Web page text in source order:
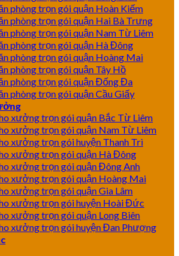
phòng trọn gói quận Hoàn Kiếm
phòng trọn gói quận Hai Bà Trưng
phòng trọn gói quận Nam Từ Liêm
phòng trọn gói quận Hà Đông
phòng trọn gói quận Hoàng Mai
phòng trọn gói quận Tây Hồ
phòng trọn gói quận Đống Đa
phòng trọn gói quận Cầu Giấy
xưởng trọn gói quận Bắc Từ Liêm
xưởng trọn gói quận Nam Từ Liêm
xưởng trọn gói huyện Thanh Trì
xưởng trọn gói quận Hà Đông
xưởng trọn gói quận Đông Anh
xưởng trọn gói quận Hoàng Mai
xưởng trọn gói quận Gia Lâm
xưởng trọn gói huyện Hoài Đức
xưởng trọn gói quận Long Biên
xưởng trọn gói huyện Đan Phượng